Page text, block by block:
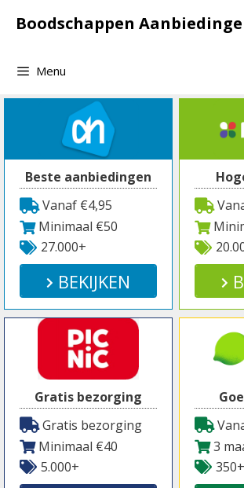
naarBoodschappen
Menu
Beste aanbiedingen
Vanaf €4,95
Minimaal €50
27.000+
BEKIJKEN
Gratis bezorging
Gratis bezorging
Minimaal €40
5.000+
3
350+